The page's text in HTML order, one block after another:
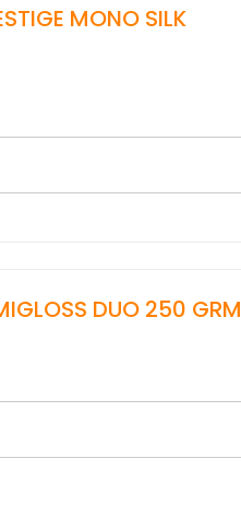
MONO SILK
DUO 250 GRM